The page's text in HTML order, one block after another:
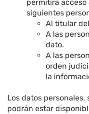
permitirá acceso
siguientes
Al titular
A las
dato.
A las
orden
la
Los datos
podrán estar